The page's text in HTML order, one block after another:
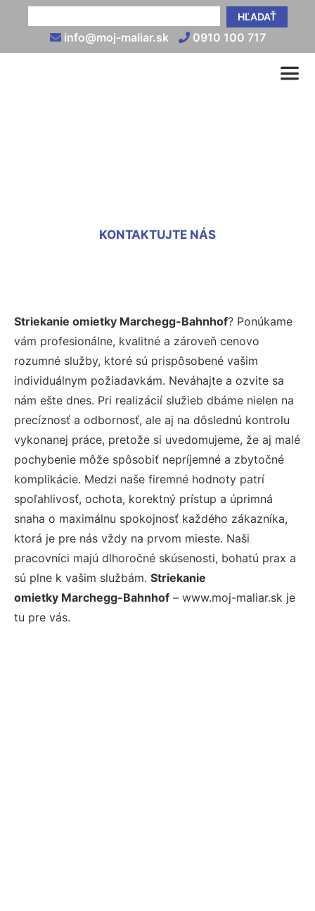
HĽADAŤ
info@moj-maliar.sk 0910 100 717
KONTAKTUJTE NÁS
Striekanie omietky Marchegg-Bahnhof? Ponúkame
vám profesionálne, kvalitné a zároveň cenovo
rozumné služby, ktoré sú prispôsobené vašim
individuálnym požiadavkám. Neváhajte a ozvite sa
nám ešte dnes. Pri realizácií služieb dbáme nielen na
precíznosť a odbornosť, ale aj na dôslednú kontrolu
vykonanej práce, pretože si uvedomujeme, že aj malé
pochybenie môže spôsobiť nepríjemné a zbytočné
komplikácie. Medzi naše firemné hodnoty patrí
spoľahlivosť, ochota, korektný prístup a úprimná
snaha o maximálnu spokojnosť každého zákazníka,
ktorá je pre nás vždy na prvom mieste. Naši
pracovníci majú dlhoročné skúsenosti, bohatú prax a
sú plne k vašim službám. Striekanie
omietky Marchegg-Bahnhof – www.moj-maliar.sk je
tu pre vás.